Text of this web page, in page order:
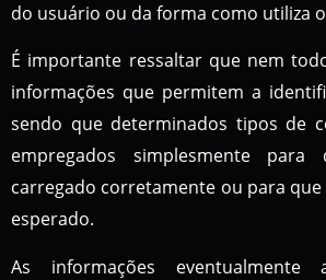
do usuário ou da forma como utiliza
É importante ressaltar que nem
informações que permitem a
sendo que determinados tipos de
empregados simplesmente
carregado corretamente ou para
esperado.
As informações eventualmente